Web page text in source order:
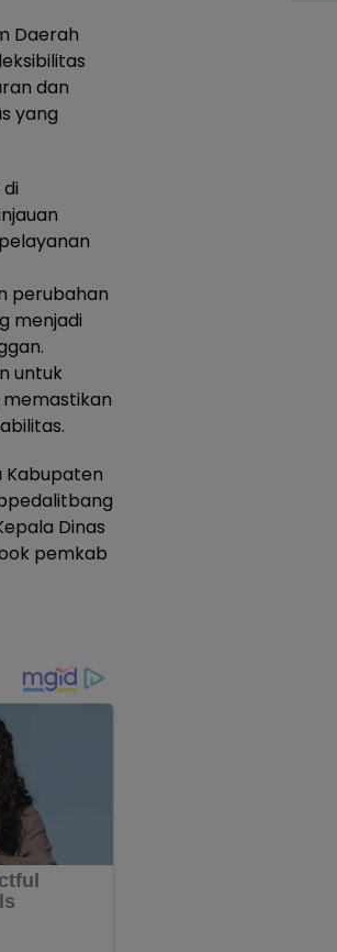
Daerah
dan
yang
perubahan
menjadi
untuk
Kabupaten
Dinas
pemkab